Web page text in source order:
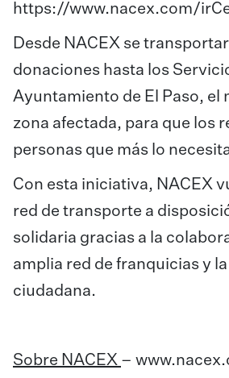
https://www.nacex.com/
Desde NACEX se
donaciones hasta los
Ayuntamiento de El Paso, el
zona afectada, para que los
personas que más lo
Con esta iniciativa, NACEX
red de transporte a
solidaria gracias a la
amplia red de franquicias y
ciudadana.
Sobre NACEX –